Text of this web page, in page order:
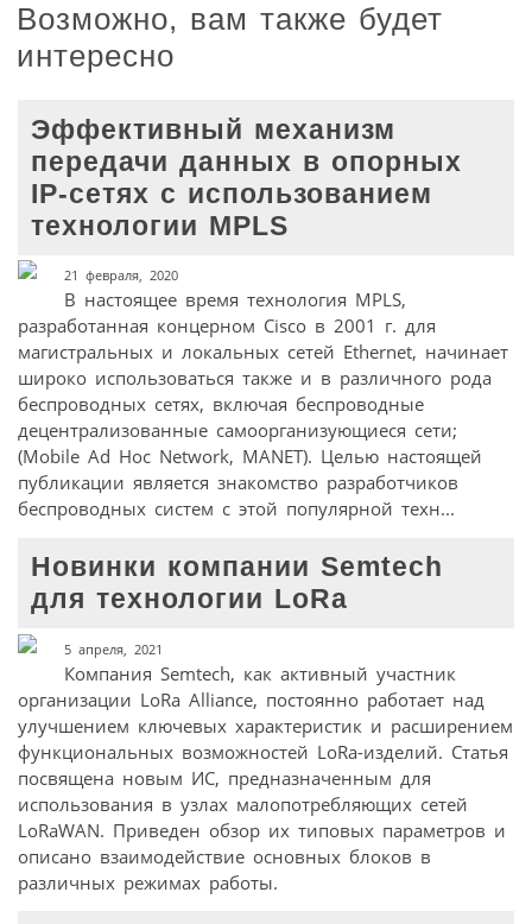
Возможно, вам также будет
интересно
Эффективный механизм
передачи данных в опорных
IP-сетях с использованием
технологии MPLS
21 февраля, 2020
В настоящее время технология MPLS,
разработанная концерном Cisco в 2001 г. для
магистральных и локальных сетей Ethernet, начинает
широко использоваться также и в различного рода
беспроводных сетях, включая беспроводные
децентрализованные самоорганизующиеся сети;
(Mobile Ad Hoc Network, MANET). Целью настоящей
публикации является знакомство разработчиков
беспроводных систем с этой популярной техн...
Новинки компании Semtech
для технологии LoRa
5 апреля, 2021
Компания Semtech, как активный участник
организации LoRa Alliance, постоянно работает над
улучшением ключевых характеристик и расширением
функциональных возможностей LoRa-изделий. Статья
посвящена новым ИС, предназначенным для
использования в узлах малопотребляющих сетей
LoRaWAN. Приведен обзор их типовых параметров и
описано взаимодействие основных блоков в
различных режимах работы.